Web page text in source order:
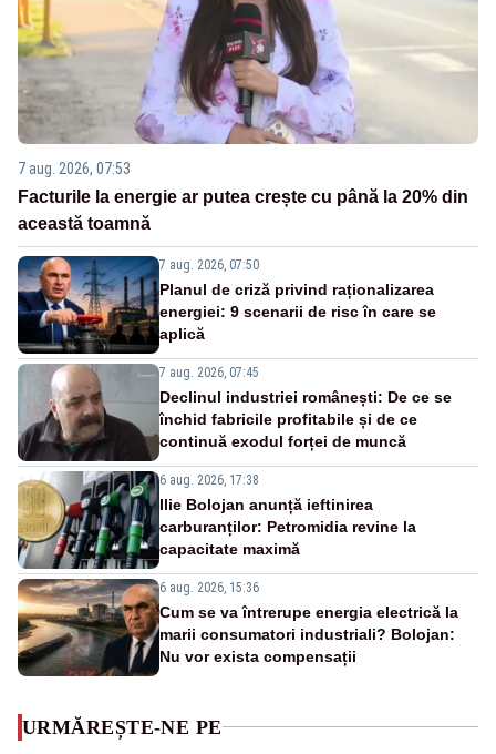
7 aug. 2026, 07:53
Facturile la energie ar putea crește cu până la 20% din
această toamnă
7 aug. 2026, 07:50
Planul de criză privind raționalizarea
energiei: 9 scenarii de risc în care se
aplică
7 aug. 2026, 07:45
Declinul industriei românești: De ce se
închid fabricile profitabile și de ce
continuă exodul forței de muncă
6 aug. 2026, 17:38
Ilie Bolojan anunță ieftinirea
carburanților: Petromidia revine la
capacitate maximă
6 aug. 2026, 15:36
Cum se va întrerupe energia electrică la
marii consumatori industriali? Bolojan:
Nu vor exista compensații
URMĂREȘTE-NE PE